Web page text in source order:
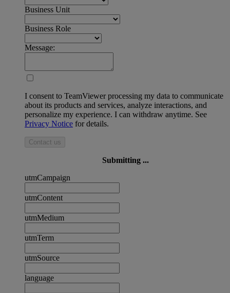
Business Unit
Business Role
Message:
I consent to TeamViewer processing my data to communicate
about its products and services, analyze interactions, and
personalize my experience. I can withdraw anytime. See
Privacy Notice for details.
Contact us
Submitting ...
utmCampaign
utmContent
utmMedium
utmTerm
utmSource
language